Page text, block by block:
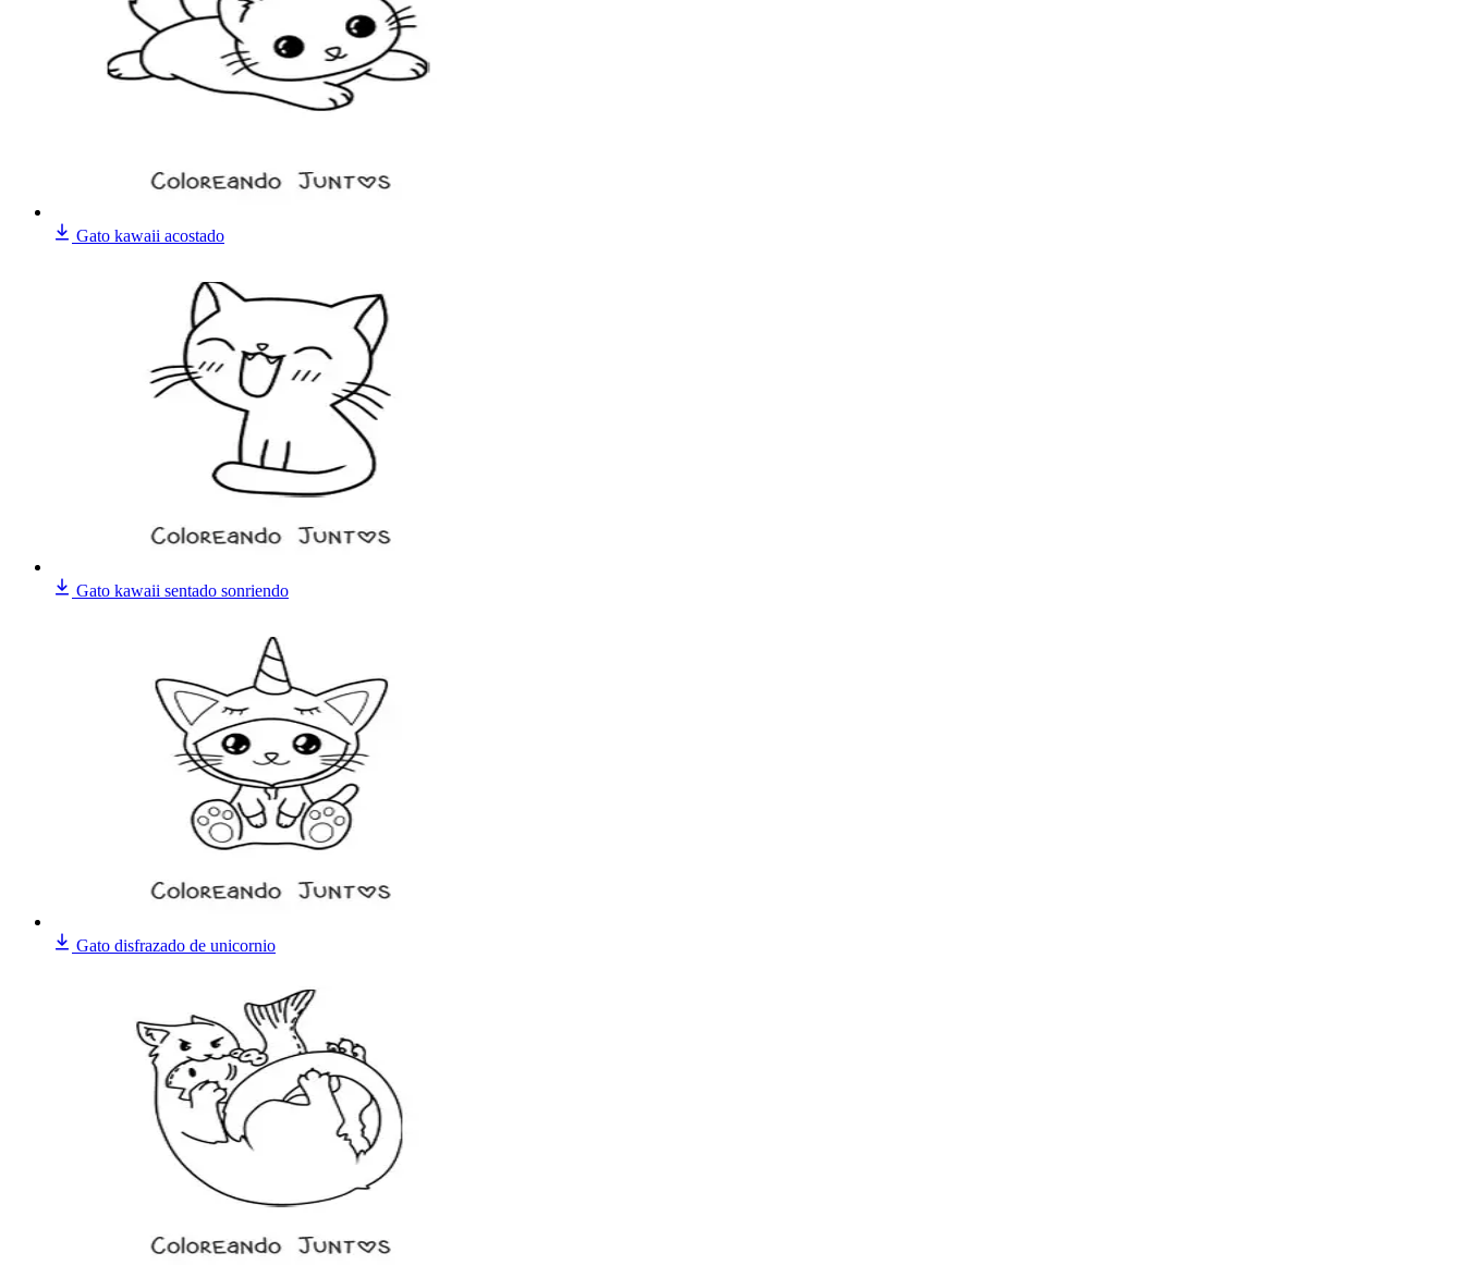
Gato kawaii acostado
Gato kawaii sentado sonriendo
Gato disfrazado de unicornio